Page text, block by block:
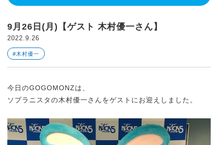
9月26日(月)【ゲスト 木村優一さん】
2022.9.26
#木村優一
今日のGOGOMONZは、
ソプラニスタの木村優一さんをゲストにお迎えしました。